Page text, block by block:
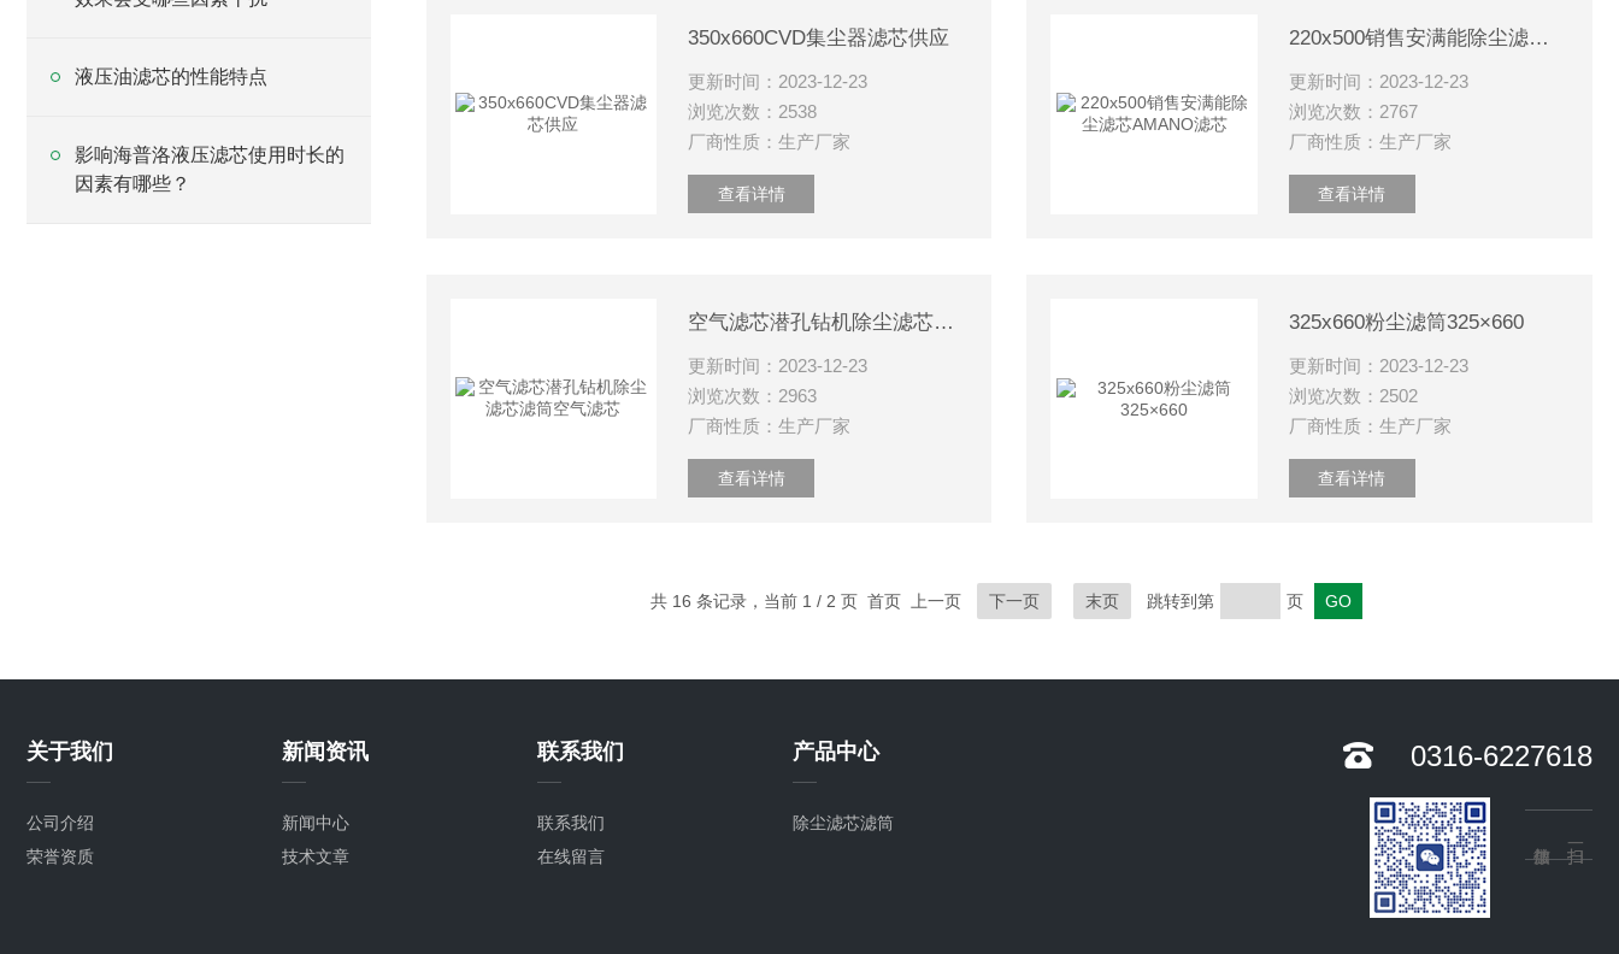
液压油滤芯的性能特点
影响海普洛液压滤芯使用时长的
因素有哪些？
350x660CVD集尘器滤芯供应
更新时间：2023-12-23
浏览次数：2538
厂商性质：生产厂家
查看详情
220x500销售安满能除尘滤芯AMANO滤芯
更新时间：2023-12-23
浏览次数：2767
厂商性质：生产厂家
查看详情
空气滤芯潜孔钻机除尘滤芯滤筒空气滤芯
更新时间：2023-12-23
浏览次数：2963
厂商性质：生产厂家
查看详情
325x660粉尘滤筒325×660
更新时间：2023-12-23
浏览次数：2502
厂商性质：生产厂家
查看详情
共 16 条记录，当前 1 / 2 页 首页 上一页 下一页 末页 跳转到第 页
关于我们
公司介绍
荣誉资质
新闻资讯
新闻中心
技术文章
联系我们
联系我们
在线留言
产品中心
除尘滤芯滤筒
0316-6227618